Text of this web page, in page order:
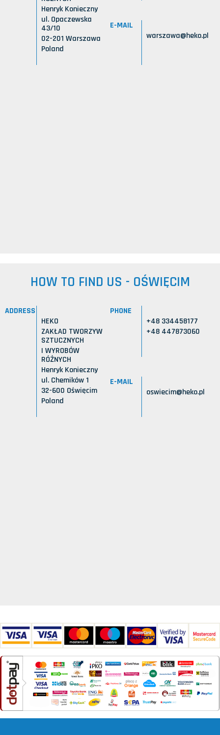
Henryk Konieczny
ul. Opaczewska
43/10
02-201 Warszawa
Poland
E-MAIL
warszawa@heko.pl
HOW TO FIND US - OŚWIĘCIM
ADDRESS
HEKO
ZAKŁAD TWORZYW
SZTUCZNYCH
I WYROBÓW
RÓŻNYCH
Henryk Konieczny
ul. Chemików 1
32-600 Oświęcim
Poland
PHONE
+48 334458177
+48 447873060
E-MAIL
oswiecim@heko.pl